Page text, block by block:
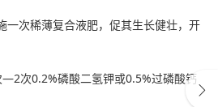
次稀薄复合液肥，促其生长健壮，开
次0.2%磷酸二氢钾或0.5%过磷酸钙